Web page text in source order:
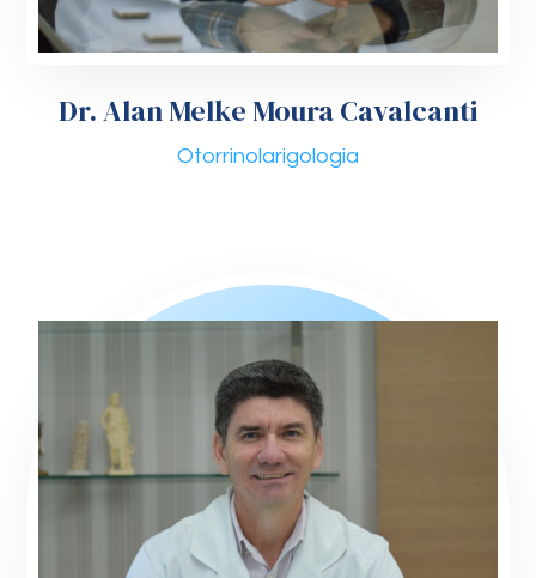
Dr. Alan Melke Moura Cavalcanti
Otorrinolarigologia